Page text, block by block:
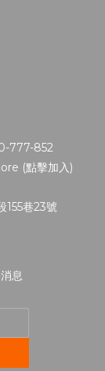
777-852
(點擊加入
155巷23號
息